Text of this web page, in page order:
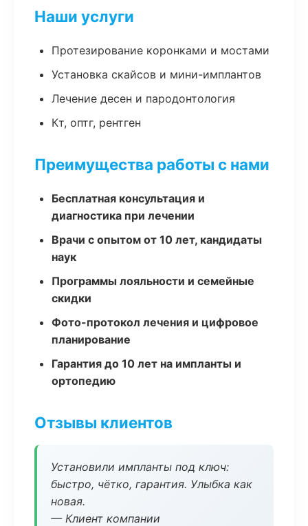
Наши услуги
Протезирование коронками и мостами
Установка скайсов и мини-имплантов
Лечение десен и пародонтология
Кт, оптг, рентген
Преимущества работы с нами
Бесплатная консультация и
диагностика при лечении
Врачи с опытом от 10 лет, кандидаты
наук
Программы лояльности и семейные
скидки
Фото-протокол лечения и цифровое
планирование
Гарантия до 10 лет на импланты и
ортопедию
Отзывы клиентов
Установили импланты под ключ:
быстро, чётко, гарантия. Улыбка как
новая.
— Клиент компании